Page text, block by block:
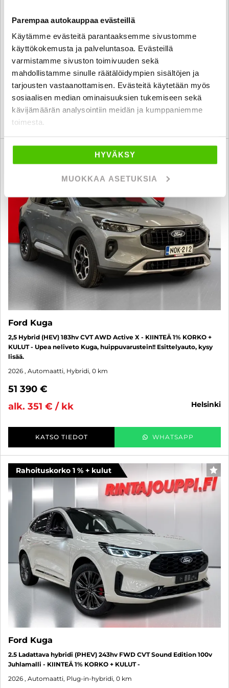
Parempaa autokauppaa evästeillä
Käytämme evästeitä parantaaksemme sivustomme
käyttökokemusta ja palveluntasoa. Evästeillä
varmistamme sivuston toimivuuden sekä
mahdollistamme sinulle räätälöidympien sisältöjen ja
tarjousten vastaanottamisen. Evästeitä käytetään myös
sosiaalisen median ominaisuuksien tukemiseen sekä
kävijämäärän analysointiin meidän ja kumppaniemme
toimesta.
HYVÄKSY
MUOKKAA ASETUKSIA
Ford Kuga
1% KORKO + KULUT -
2026
, Automaatti, Plug-in-hybridi, 1 000 km
47 800 €
alk. 327 € / kk
seinäjoki
KATSO TIEDOT
Rahoituskorko 1 % + kulut
Ford Kuga
2,5 Hybrid (HEV) 183hv CVT AWD Active X - KIINTEÄ 1% KORKO +
KULUT - Upea neliveto Kuga, huippuvarustein!! Esittelyauto, kysy
lisää.
2026 , Automaatti, Hybridi, 0 km
51 390 €
alk. 351 € / kk
helsinki
KATSO TIEDOT WHATSAPP
Rahoituskorko 1 % + kulut
Ford Kuga
2.5 Ladattava hybridi (PHEV) 243hv FWD CVT Sound Edition 100v
Juhlamalli - KIINTEÄ 1% KORKO + KULUT -
2026 , Automaatti, Plug-in-hybridi, 0 km